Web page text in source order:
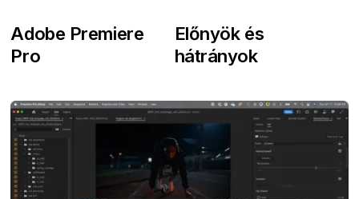
Adobe Premiere
Pro
Előnyök és
hátrányok